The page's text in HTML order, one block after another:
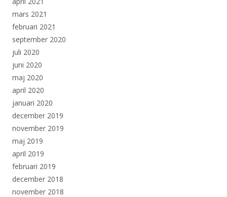
mars 2021
februari 2021
september 2020
juli 2020
juni 2020
maj 2020
april 2020
januari 2020
december 2019
november 2019
maj 2019
april 2019
februari 2019
december 2018
november 2018